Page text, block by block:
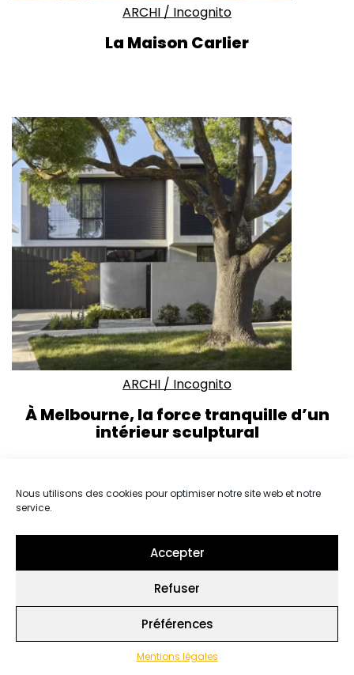
Nous utilisons des cookies pour optimiser notre site web et notre
service.
Accepter
Refuser
Préférences
Mentions légales
ARCHI / Incognito
La Maison Carlier
ARCHI / Incognito
À Melbourne, la force tranquille d’un
intérieur sculptural